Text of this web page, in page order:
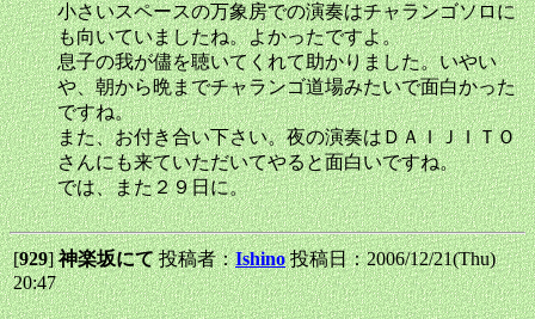
小さいスペースの万象房での演奏はチャランゴソロに
も向いていましたね。よかったですよ。
息子の我が儘を聴いてくれて助かりました。いやい
や、朝から晩までチャランゴ道場みたいで面白かった
ですね。
また、お付き合い下さい。夜の演奏はＤＡＩＪＩＴＯ
さんにも来ていただいてやると面白いですね。
では、また２９日に。
[929]神楽坂にて投稿者：Ishino 投稿日：2006/12/21(Thu)
20:47